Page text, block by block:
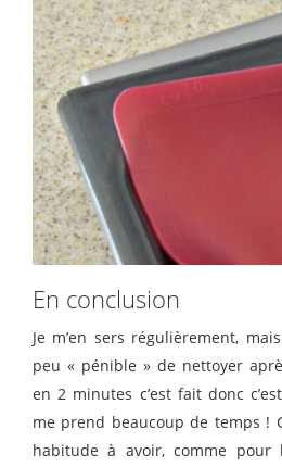
En conclusion
Je m’en sers régulièrement,
peu « pénible » de nettoyer
en 2 minutes c’est fait donc
me prend beaucoup de temps !
habitude à avoir, comme pour